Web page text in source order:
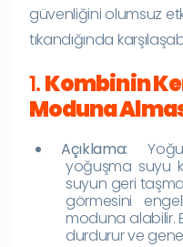
güvenliğini olumsuz
tıkandığında
1.Kombinin
Moduna
Açıklama:
yoğuşma suyu
suyun geri
görmesini
moduna alabilir.
durdurur ve